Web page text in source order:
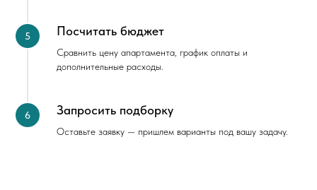
Посчитать бюджет
Сравнить цену апартамента, график оплаты и
дополнительные расходы.
Запросить подборку
Оставьте заявку — пришлем варианты под вашу задачу.